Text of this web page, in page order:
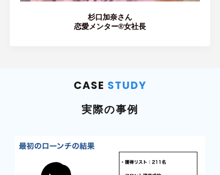
杉口加奈さん
恋愛メンター®女社長
CASE STUDY
実際の事例